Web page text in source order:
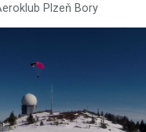
Plzeň Bory